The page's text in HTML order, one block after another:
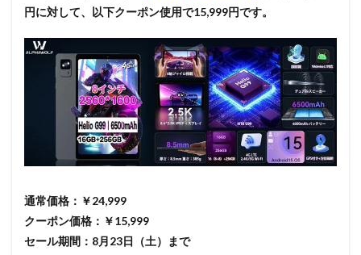
円に対して、以下クーポン使用で15,999円です。
通常価格：￥24,999
クーポン価格：￥15,999
セール期間：8月23日（土）まで